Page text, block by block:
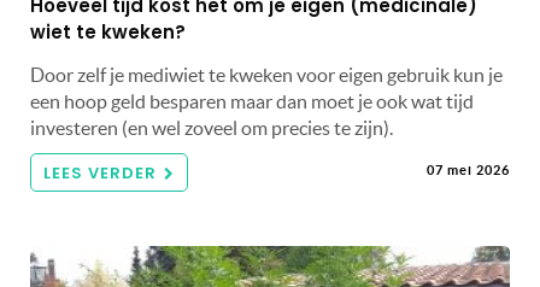
Hoeveel tijd kost het om je eigen (medicinale)
wiet te kweken?
Door zelf je mediwiet te kweken voor eigen gebruik kun je
een hoop geld besparen maar dan moet je ook wat tijd
investeren (en wel zoveel om precies te zijn).
LEES VERDER 07 mei 2026